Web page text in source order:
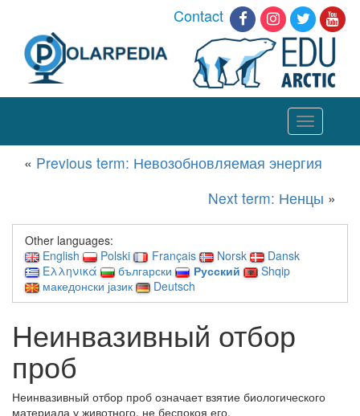
Contact
Toggle
navigation
« Previous term: Невозобновляемая энергия
Next term: Ненцы »
Other languages:
English
Polski Français Norsk
Dansk
Ελληνικά
български Русский
Shqip
македонски јазик
Deutsch
Неинвазивный отбор
проб
Неинвазивный отбор проб означает взятие биологического
материала у животного, не беспокоя его.